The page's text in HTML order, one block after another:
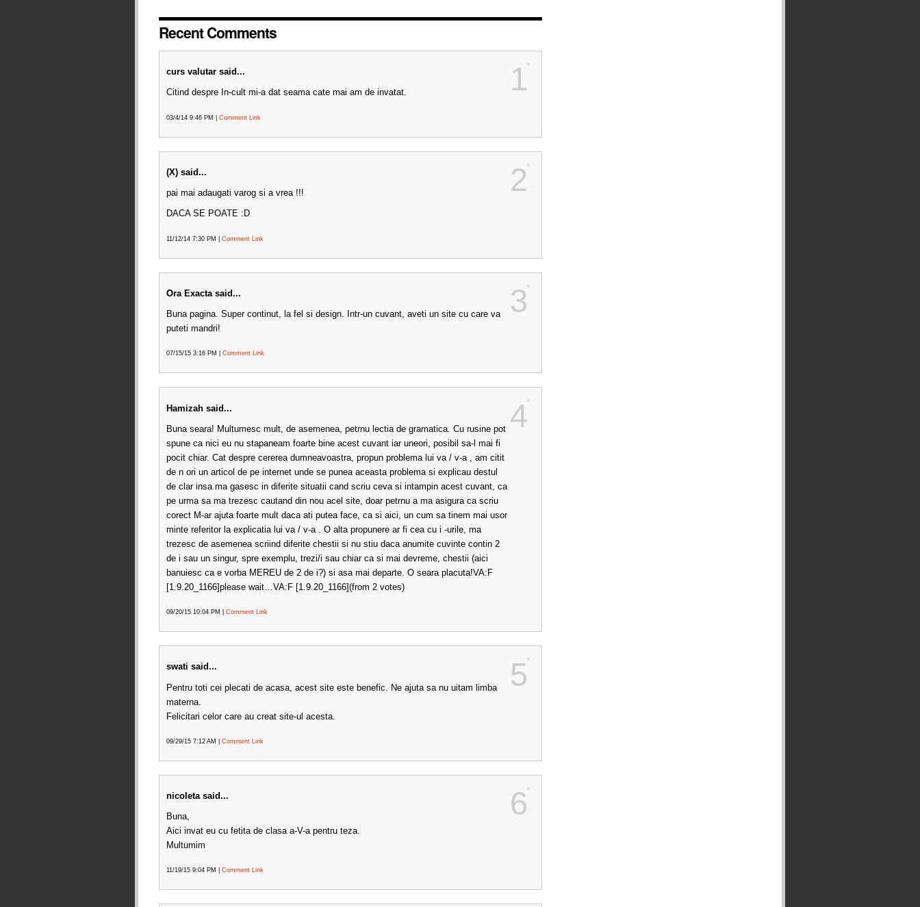
Recent Comments
curs valutar said... 1
Citind despre In-cult mi-a dat seama cate mai am de invatat.
03/4/14 9:46 PM | Comment Link
(X) said... 2
pai mai adaugati varog si a vrea !!!
DACA SE POATE :D
11/12/14 7:30 PM | Comment Link
Ora Exacta said... 3
Buna pagina. Super continut, la fel si design. Intr-un cuvant, aveti un site cu care va
puteti mandri!
07/15/15 3:16 PM | Comment Link
Hamizah said... 4
Buna seara! Multumesc mult, de asemenea, petrnu lectia de gramatica. Cu rusine pot
spune ca nici eu nu stapaneam foarte bine acest cuvant iar uneori, posibil sa-l mai fi
pocit chiar. Cat despre cererea dumneavoastra, propun problema lui va / v-a , am citit
de n ori un articol de pe internet unde se punea aceasta problema si explicau destul
de clar insa ma gasesc in diferite situatii cand scriu ceva si intampin acest cuvant, ca
pe urma sa ma trezesc cautand din nou acel site, doar petrnu a ma asigura ca scriu
corect M-ar ajuta foarte mult daca ati putea face, ca si aici, un cum sa tinem mai usor
minte referitor la explicatia lui va / v-a . O alta propunere ar fi cea cu i -urile, ma
trezesc de asemenea scriind diferite chestii si nu stiu daca anumite cuvinte contin 2
de i sau un singur, spre exemplu, trezi/i sau chiar ca si mai devreme, chestii (aici
banuiesc ca e vorba MEREU de 2 de i?) si asa mai departe. O seara placuta!VA:F
[1.9.20_1166]please wait…VA:F [1.9.20_1166](from 2 votes)
09/20/15 10:04 PM | Comment Link
swati said... 5
Pentru toti cei plecati de acasa, acest site este benefic. Ne ajuta sa nu uitam limba
materna.
Felicitari celor care au creat site-ul acesta.
09/29/15 7:12 AM | Comment Link
nicoleta said... 6
Buna,
Aici invat eu cu fetita de clasa a-V-a pentru teza.
Multumim
11/19/15 9:04 PM | Comment Link